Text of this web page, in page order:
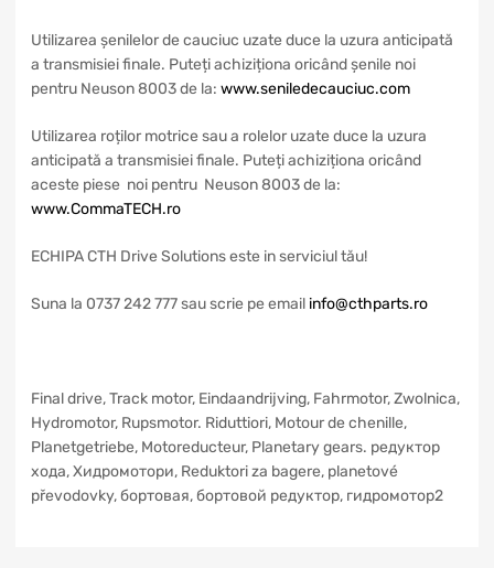
Utilizarea șenilelor de cauciuc uzate duce la uzura anticipată
a transmisiei finale. Puteți achiziționa oricând șenile noi
pentru Neuson 8003 de la: www.seniledecauciuc.com
Utilizarea roților motrice sau a rolelor uzate duce la uzura
anticipată a transmisiei finale. Puteți achiziționa oricând
aceste piese noi pentru Neuson 8003 de la:
www.CommaTECH.ro
ECHIPA CTH Drive Solutions este in serviciul tău!
Suna la 0737 242 777 sau scrie pe email info@cthparts.ro
Final drive, Track motor, Eindaandrijving, Fahrmotor, Zwolnica,
Hydromotor, Rupsmotor. Riduttiori, Motour de chenille,
Planetgetriebe, Motoreducteur, Planetary gears. редуктор
xoдa, Хидромотори, Reduktori za bagere, planetové
převodovky, бортовая, бортовой редуктор, гидромотор2